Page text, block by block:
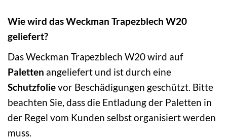
Wie wird das Weckman Trapezblech W20
geliefert?
Das Weckman Trapezblech W20 wird auf
Paletten angeliefert und ist durch eine
Schutzfolievor Beschädigungen geschützt. Bitte
beachten Sie, dass die Entladung der Paletten in
der Regel vom Kunden selbst organisiert werden
muss.